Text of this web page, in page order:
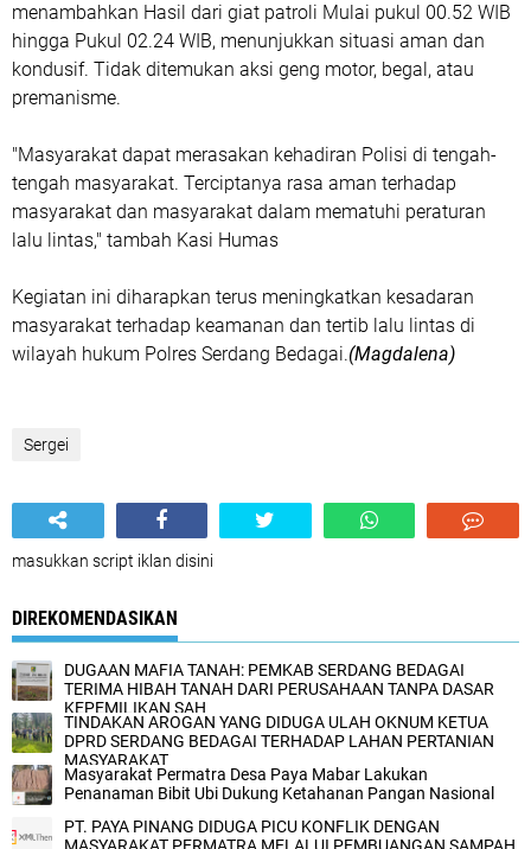
menambahkan Hasil dari giat patroli Mulai pukul 00.52 WIB
hingga Pukul 02.24 WIB, menunjukkan situasi aman dan
kondusif. Tidak ditemukan aksi geng motor, begal, atau
premanisme.
"Masyarakat dapat merasakan kehadiran Polisi di tengah-
tengah masyarakat. Terciptanya rasa aman terhadap
masyarakat dan masyarakat dalam mematuhi peraturan
lalu lintas," tambah Kasi Humas
Kegiatan ini diharapkan terus meningkatkan kesadaran
masyarakat terhadap keamanan dan tertib lalu lintas di
wilayah hukum Polres Serdang Bedagai.(Magdalena)
Sergei
masukkan script iklan disini
DIREKOMENDASIKAN
‎DUGAAN MAFIA TANAH: PEMKAB SERDANG BEDAGAI
TERIMA HIBAH TANAH ‎DARI PERUSAHAAN TANPA DASAR
KEPEMILIKAN SAH
TINDAKAN AROGAN YANG DIDUGA ULAH OKNUM KETUA
DPRD SERDANG BEDAGAI TERHADAP LAHAN PERTANIAN
MASYARAKAT
Masyarakat Permatra Desa Paya Mabar Lakukan
Penanaman Bibit Ubi Dukung Ketahanan Pangan Nasional
PT. PAYA PINANG DIDUGA PICU KONFLIK DENGAN